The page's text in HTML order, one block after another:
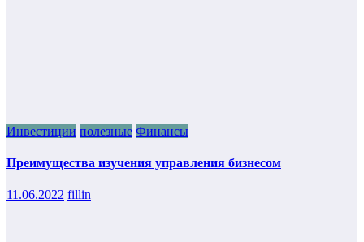
Инвестиции полезные Финансы
Преимущества изучения управления бизнесом
11.06.2022 fillin